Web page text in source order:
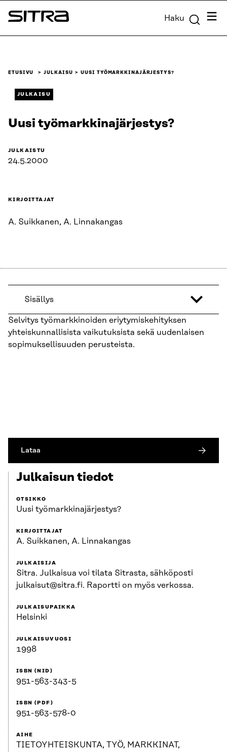
Siirry
suoraan
Sitra Haku
ETUSIVU JULKAISU UUSI TYÖMARKKINAJÄRJESTYS?
JULKAISU
Uusi työmarkkinajärjestys?
JULKAISTU
24.5.2000
KIRJOITTAJAT
A. Suikkanen, A. Linnakangas
Sisällys
Selvitys työmarkkinoiden eriytymiskehityksen
yhteiskunnallisista vaikutuksista sekä uudenlaisen
sopimuksellisuuden perusteista.
Lataa
Julkaisun tiedot
OTSIKKO
Uusi työmarkkinajärjestys?
KIRJOITTAJAT
A. Suikkanen, A. Linnakangas
JULKAISIJA
Sitra. Julkaisua voi tilata Sitrasta, sähköposti
julkaisut@sitra.fi. Raportti on myös verkossa.
JULKAISUPAIKKA
Helsinki
JULKAISUVUOSI
1998
ISBN (NID)
951-563-343-5
ISBN (PDF)
951-563-578-0
AIHE
TIETOYHTEISKUNTA, TYÖ, MARKKINAT,